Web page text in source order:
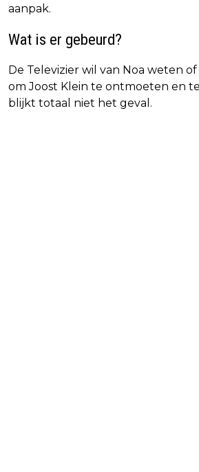
aanpak.
Wat is er gebeurd?
De Televizier wil van Noa weten
om Joost Klein te ontmoeten en
blijkt totaal niet het geval.